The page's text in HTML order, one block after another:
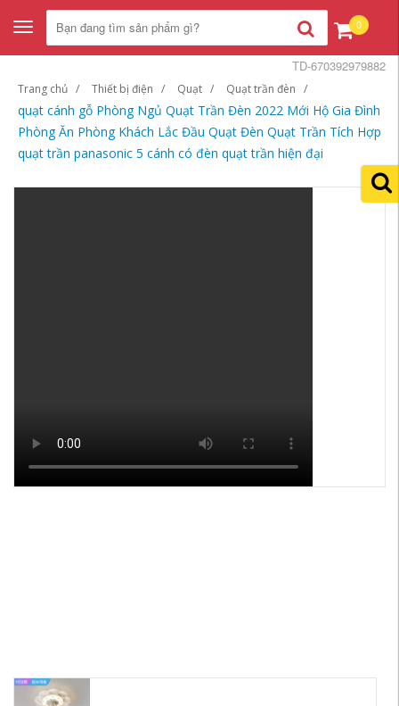
Toggle
navigation
0
Trang chủ Thiết bị điện Quạt Quạt trần đèn
quạt cánh gỗ Phòng Ngủ Quạt Trần Đèn 2022 Mới Hộ Gia Đình
Phòng Ăn Phòng Khách Lắc Đầu Quạt Đèn Quạt Trần Tích Hợp
quạt trần panasonic 5 cánh có đèn quạt trần hiện đại
TD-670392979882